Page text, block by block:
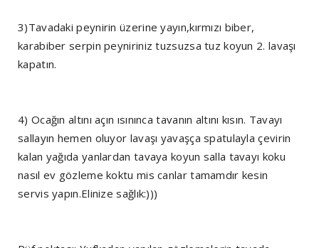
3)Tavadaki peynirin üzerine yayın,kırmızı biber,
karabiber serpin peyniriniz tuzsuzsa tuz koyun 2. lavaşı
kapatın.
4) Ocağın altını açın ısınınca tavanın altını kısın. Tavayı
sallayın hemen oluyor lavaşı yavaşça spatulayla çevirin
kalan yağıda yanlardan tavaya koyun salla tavayı koku
nasıl ev gözleme koktu mis canlar tamamdır kesin
servis yapın.Elinize sağlık:)))